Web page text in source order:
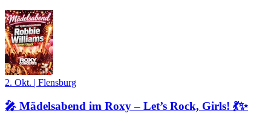
2. Okt. | Flensburg
🎤 Mädelsabend im Roxy – Let’s Rock, Girls! 💃✨